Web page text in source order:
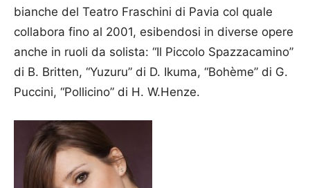
bianche del Teatro Fraschini di Pavia col quale
collabora fino al 2001, esibendosi in diverse opere
anche in ruoli da solista: “Il Piccolo Spazzacamino”
di B. Britten, “Yuzuru” di D. Ikuma, “Bohème” di G.
Puccini, “Pollicino” di H. W.Henze.